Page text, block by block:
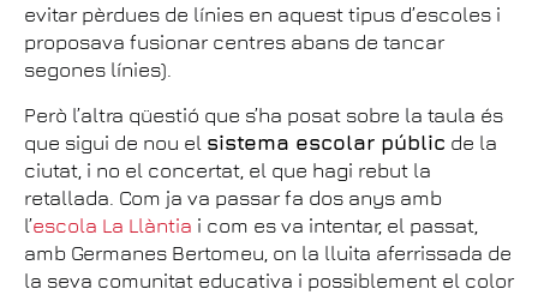
evitar pèrdues de línies en aquest tipus d’escoles i
proposava fusionar centres abans de tancar
segones línies).
Però l’altra qüestió que s’ha posat sobre la taula és
que sigui de nou el sistema escolar públic de la
ciutat, i no el concertat, el que hagi rebut la
retallada. Com ja va passar fa dos anys amb
l’escola La Llàntia i com es va intentar, el passat,
amb Germanes Bertomeu, on la lluita aferrissada de
la seva comunitat educativa i possiblement el color